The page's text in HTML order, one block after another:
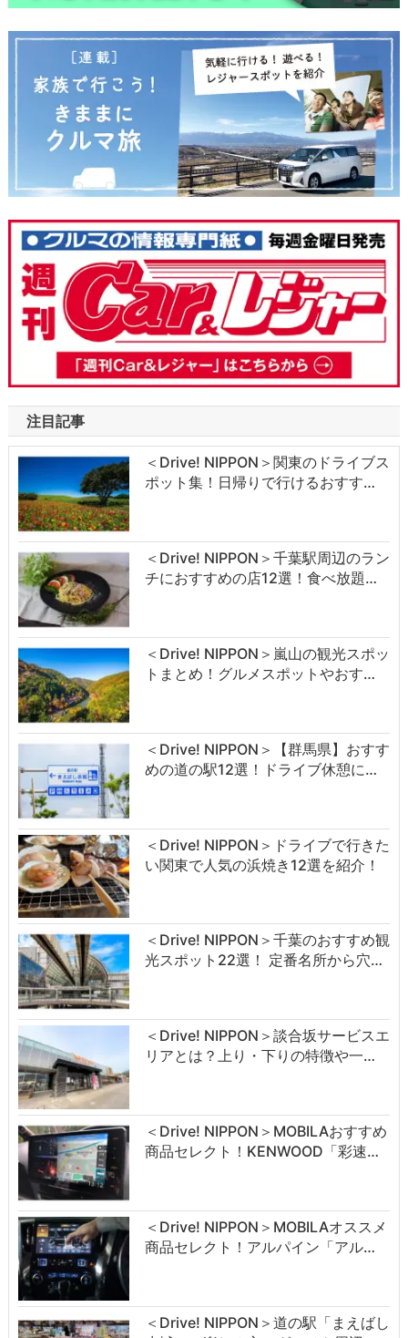
注目記事
＜Drive! NIPPON＞関東のドライブス
ポット集！日帰りで行けるおすす…
＜Drive! NIPPON＞千葉駅周辺のラン
チにおすすめの店12選！食べ放題…
＜Drive! NIPPON＞嵐山の観光スポッ
トまとめ！グルメスポットやおす…
＜Drive! NIPPON＞【群馬県】おすす
めの道の駅12選！ドライブ休憩に…
＜Drive! NIPPON＞ドライブで行きた
い関東で人気の浜焼き12選を紹介！
＜Drive! NIPPON＞千葉のおすすめ観
光スポット22選！ 定番名所から穴…
＜Drive! NIPPON＞談合坂サービスエ
リアとは？上り・下りの特徴や一…
＜Drive! NIPPON＞MOBILAおすすめ
商品セレクト！KENWOOD「彩速…
＜Drive! NIPPON＞MOBILAオススメ
商品セレクト！アルパイン「アル…
＜Drive! NIPPON＞道の駅「まえばし